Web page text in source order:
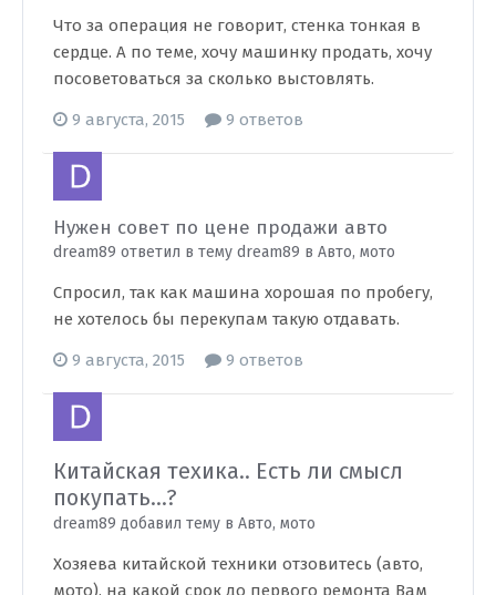
Что за операция не говорит, стенка тонкая в
сердце. А по теме, хочу машинку продать, хочу
посоветоваться за сколько выстовлять.
9 августа, 2015 9 ответов
Нужен совет по цене продажи авто
dream89 ответил в тему dream89 в Авто, мото
Спросил, так как машина хорошая по пробегу,
не хотелось бы перекупам такую отдавать.
9 августа, 2015 9 ответов
Китайская техика.. Есть ли смысл
покупать...?
dream89 добавил тему в Авто, мото
Хозяева китайской техники отзовитесь (авто,
мото), на какой срок до первого ремонта Вам